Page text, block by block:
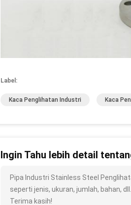
Label:
Kaca Penglihatan Industri Kaca
Ingin Tahu lebih detail
Pipa Industri Stainless Steel
seperti jenis, ukuran, jumlah, bahan, dll.
Terima kasih!